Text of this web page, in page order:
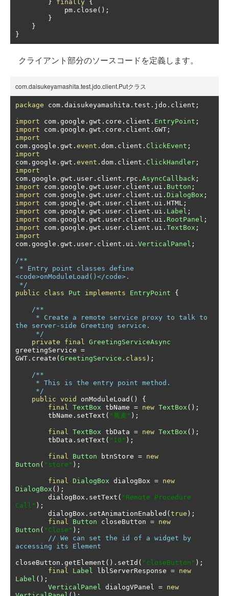
}
finally
{
            pm
. close ();
}
}
}
クライアント部分のソースコードを定義します。
com.daisukeyamashita.test.jdo.client.Putクラス
package com . daisukeyamashita . test . jdo . client ;
import com . google . gwt . core . client . EntryPoint ;
import com . google . gwt . core . client . GWT ;
import
com . google . gwt . event . dom . client . ClickEvent ;
import
com . google . gwt . event . dom . client . ClickHandler ;
import
com . google . gwt . user . client . rpc . AsyncCallback ;
import com . google . gwt . user . client . ui . Button ;
import com . google . gwt . user . client . ui . DialogBox ;
import com . google . gwt . user . client . ui . HTML ;
import com . google . gwt . user . client . ui . Label ;
import com . google . gwt . user . client . ui . RootPanel ;
import com . google . gwt . user . client . ui . TextBox ;
import
com . google . gwt . user . client . ui . VerticalPanel ;
/**
<code>onModuleLoad()</code>.
*/
public
class Put implements EntryPoint {
/**
the server-side Greeting service.
     */
private
final GreetingServiceAsync
greetingService =
GWT . create ( GreetingService . class );
/**
     */
public void onModuleLoad ()
{
final TextBox tbName = new TextBox ();
        tbName
. setText ( "蕎麦" );
final TextBox tbData = new TextBox ();
        tbData
. setText ( "10" );
final Button btnStore = new
Button ( "store" );
final DialogBox dialogBox = new
DialogBox ();
        dialogBox
. setText ( "Remote Procedure
Call" );
        dialogBox
. setAnimationEnabled ( true );
final
Button closeButton = new
Button ( "Close" );
// We can set the id of a widget by
accessing its Element
closeButton . getElement (). setId ( "closeButton" );
final
Label lblServerResponse = new
Label ();
VerticalPanel dialogVPanel = new